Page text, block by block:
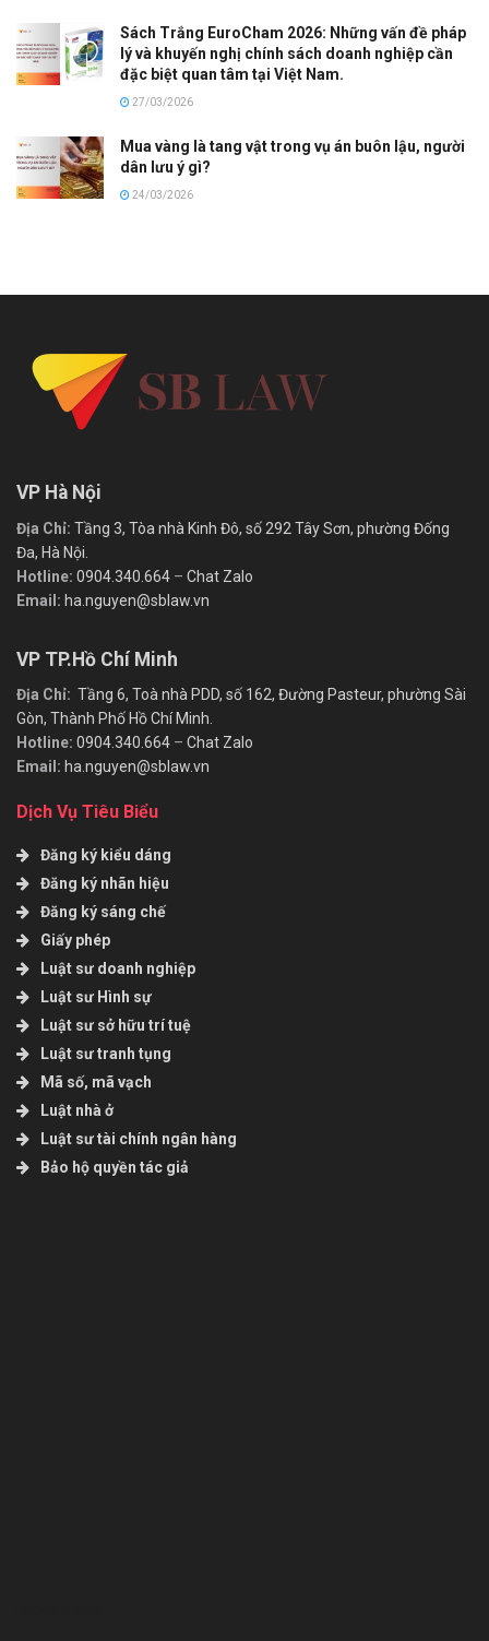
Sách Trắng EuroCham 2026: Những vấn đề pháp
lý và khuyến nghị chính sách doanh nghiệp cần
đặc biệt quan tâm tại Việt Nam.
27/03/2026
Mua vàng là tang vật trong vụ án buôn lậu, người
dân lưu ý gì?
24/03/2026
VP Hà Nội
Địa Chỉ: Tầng 3, Tòa nhà Kinh Đô, số 292 Tây Sơn, phường Đống
Đa, Hà Nội.
Hotline: 0904.340.664 – Chat Zalo
Email: ha.nguyen@sblaw.vn
VP TP.Hồ Chí Minh
Địa Chỉ: Tầng 6, Toà nhà PDD, số 162, Đường Pasteur, phường Sài
Gòn, Thành Phố Hồ Chí Minh.
Hotline: 0904.340.664 – Chat Zalo
Email: ha.nguyen@sblaw.vn
Dịch Vụ Tiêu Biểu
Đăng ký kiểu dáng
Đăng ký nhãn hiệu
Đăng ký sáng chế
Giấy phép
Luật sư doanh nghiệp
Luật sư Hình sự
Luật sư sở hữu trí tuệ
Luật sư tranh tụng
Mã số, mã vạch
Luật nhà ở
Luật sư tài chính ngân hàng
Bảo hộ quyền tác giả